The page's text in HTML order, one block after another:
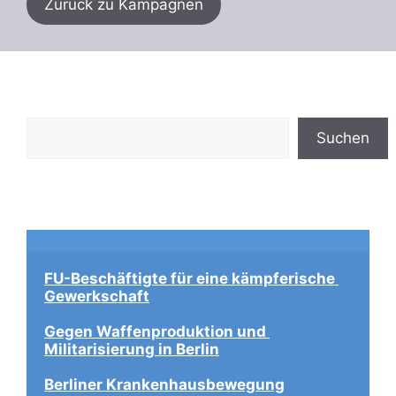
Zurück zu Kampagnen
Suchen
FU-Beschäftigte für eine kämpferische
Gewerkschaft
Gegen Waffenproduktion und
Militarisierung in Berlin
Berliner Krankenhausbewegung